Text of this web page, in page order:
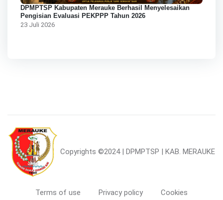
DPMPTSP Kabupaten Merauke Berhasil Menyelesaikan
Pengisian Evaluasi PEKPPP Tahun 2026
23 Juli 2026
Copyrights ©2024 | DPMPTSP | KAB. MERAUKE
Terms of use Privacy policy Cookies